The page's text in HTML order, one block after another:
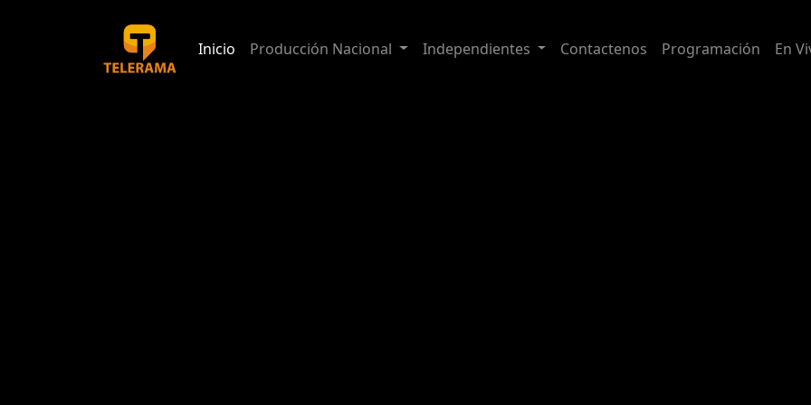
Inicio Producción Nacional Independientes Contactenos Programación En